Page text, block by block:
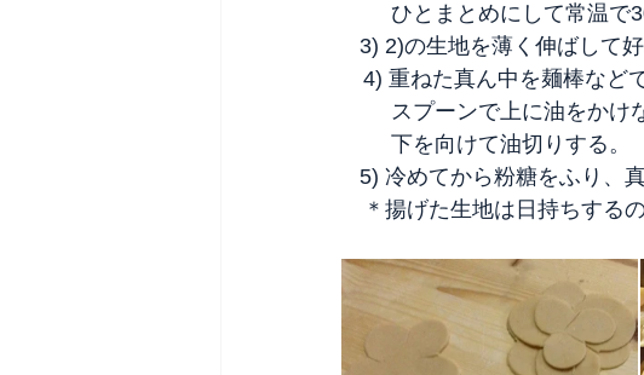
ひとまとめにして常温で30
3) 2)の生地を薄く伸ばし
4) 重ねた真ん中を麺棒など
スプーンで上に油をかけな
下を向けて油切りする。
5) 冷めてから粉糖をふり
＊揚げた生地は日持ちする